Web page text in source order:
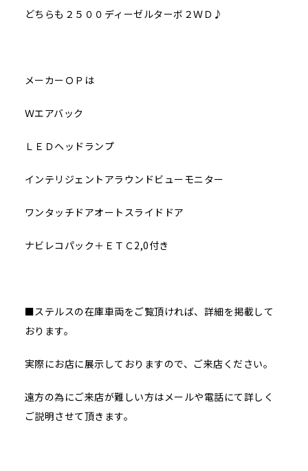
どちらも２５００ディーゼルターボ２ＷＤ♪
メーカーＯＰは
Ｗエアバック
ＬＥＤヘッドランプ
インテリジェントアラウンドビューモニター
ワンタッチドアオートスライドドア
ナビレコパック＋ＥＴＣ2,0付き
■ステルスの在庫車両をご覧頂ければ、詳細を掲載して
おります。
実際にお店に展示しておりますので、ご来店ください。
遠方の為にご来店が難しい方はメールや電話にて詳しく
ご説明させて頂きます。